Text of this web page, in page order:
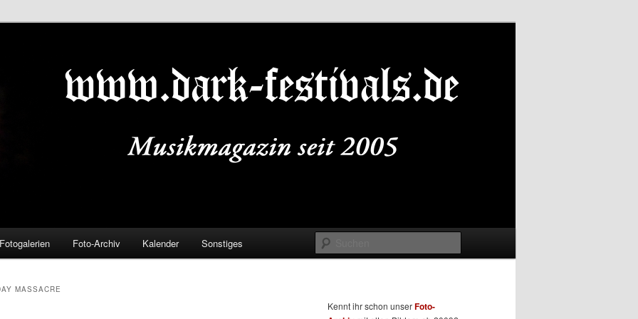
Fotogalerien Foto-Archiv Kalender Sonstiges
MASSACRE
Kennt ihr schon unserFoto-